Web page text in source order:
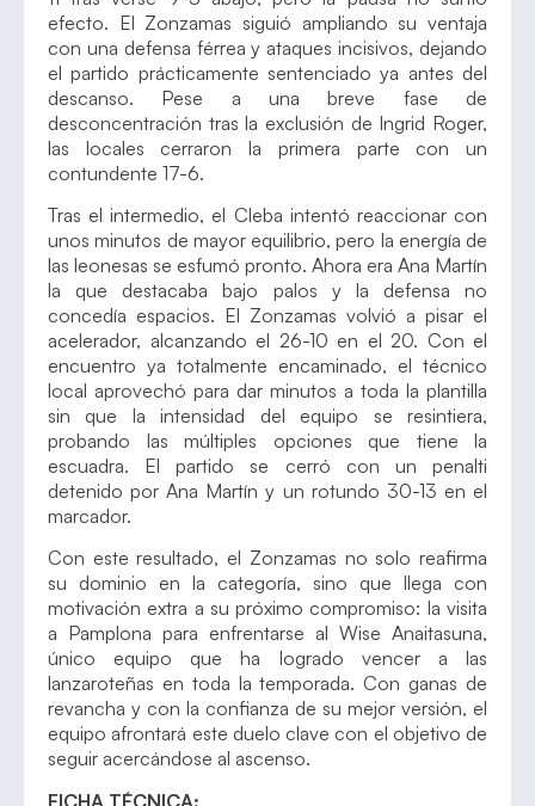
efecto. El Zonzamas siguió ampliando su ventaja
con una defensa férrea y ataques incisivos, dejando
el partido prácticamente sentenciado ya antes del
descanso. Pese a una breve fase de
desconcentración tras la exclusión de Ingrid Roger,
las locales cerraron la primera parte con un
contundente 17-6.
Tras el intermedio, el Cleba intentó reaccionar con
unos minutos de mayor equilibrio, pero la energía de
las leonesas se esfumó pronto. Ahora era Ana Martín
la que destacaba bajo palos y la defensa no
concedía espacios. El Zonzamas volvió a pisar el
acelerador, alcanzando el 26-10 en el 20. Con el
encuentro ya totalmente encaminado, el técnico
local aprovechó para dar minutos a toda la plantilla
sin que la intensidad del equipo se resintiera,
probando las múltiples opciones que tiene la
escuadra. El partido se cerró con un penalti
detenido por Ana Martín y un rotundo 30-13 en el
marcador.
Con este resultado, el Zonzamas no solo reafirma
su dominio en la categoría, sino que llega con
motivación extra a su próximo compromiso: la visita
a Pamplona para enfrentarse al Wise Anaitasuna,
único equipo que ha logrado vencer a las
lanzaroteñas en toda la temporada. Con ganas de
revancha y con la confianza de su mejor versión, el
equipo afrontará este duelo clave con el objetivo de
seguir acercándose al ascenso.
FICHA TÉCNICA: